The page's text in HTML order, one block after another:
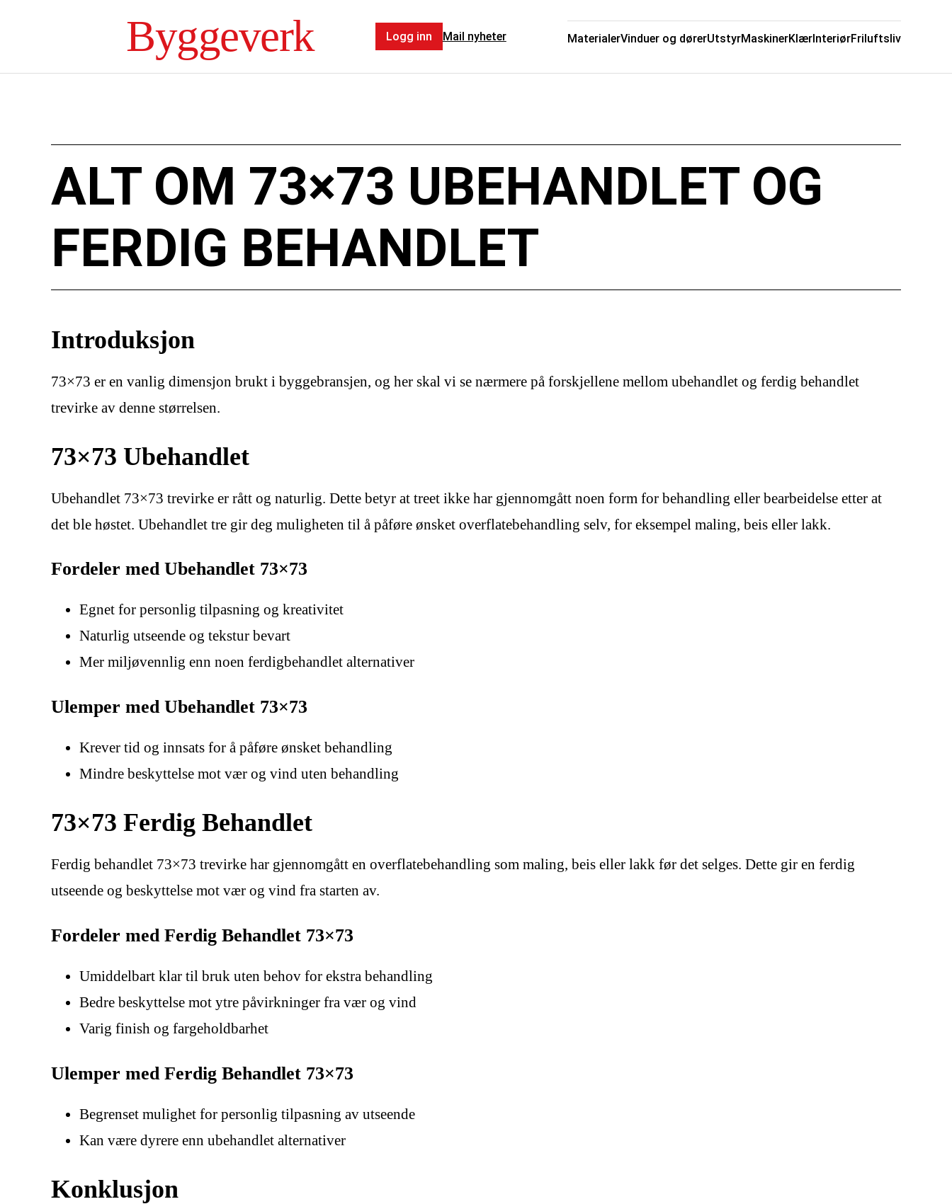
Byggeverk MaterialerVinduer og dørerUtstyrMaskinerKlærInteriørFriluftsliv
Logg inn Mail nyheter
ALT OM 73×73 UBEHANDLET OG
FERDIG BEHANDLET
Introduksjon
73×73 er en vanlig dimensjon brukt i byggebransjen, og her skal vi se nærmere på forskjellene mellom ubehandlet og ferdig behandlet
trevirke av denne størrelsen.
73×73 Ubehandlet
Ubehandlet 73×73 trevirke er rått og naturlig. Dette betyr at treet ikke har gjennomgått noen form for behandling eller bearbeidelse etter at
det ble høstet. Ubehandlet tre gir deg muligheten til å påføre ønsket overflatebehandling selv, for eksempel maling, beis eller lakk.
Fordeler med Ubehandlet 73×73
Egnet for personlig tilpasning og kreativitet
Naturlig utseende og tekstur bevart
Mer miljøvennlig enn noen ferdigbehandlet alternativer
Ulemper med Ubehandlet 73×73
Krever tid og innsats for å påføre ønsket behandling
Mindre beskyttelse mot vær og vind uten behandling
73×73 Ferdig Behandlet
Ferdig behandlet 73×73 trevirke har gjennomgått en overflatebehandling som maling, beis eller lakk før det selges. Dette gir en ferdig
utseende og beskyttelse mot vær og vind fra starten av.
Fordeler med Ferdig Behandlet 73×73
Umiddelbart klar til bruk uten behov for ekstra behandling
Bedre beskyttelse mot ytre påvirkninger fra vær og vind
Varig finish og fargeholdbarhet
Ulemper med Ferdig Behandlet 73×73
Begrenset mulighet for personlig tilpasning av utseende
Kan være dyrere enn ubehandlet alternativer
Konklusjon